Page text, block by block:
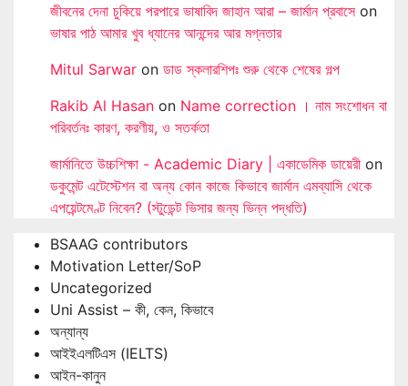
জীবনের দেনা চুকিয়ে পরপারে ভাষাবিদ জাহান আরা – জার্মান প্রবাসেon
ভাষার পাঠ আমার খুব ধ্যানের আনন্দের আর মগ্নতার
Mitul Sarwar on ডাড স্কলারশিপঃ শুরু থেকে শেষের গল্প
Rakib Al Hasan on Name correction । নাম সংশোধন বা
পরিবর্তনঃ কারণ, করণীয়, ও সতর্কতা
জার্মানিতে উচ্চশিক্ষা - Academic Diary | একাডেমিক ডায়েরী on
ডকুমেন্ট এটেস্টেশন বা অন্য কোন কাজে কিভাবে জার্মান এমব্যাসি থেকে
এপয়েন্টমেণ্ট নিবেন? (স্টুডেন্ট ভিসার জন্য ভিন্ন পদ্ধতি)
BSAAG contributors
Motivation Letter/SoP
Uncategorized
Uni Assist – কী, কেন, কিভাবে
অন্যান্য
আইইএলটিএস (IELTS)
আইন-কানুন